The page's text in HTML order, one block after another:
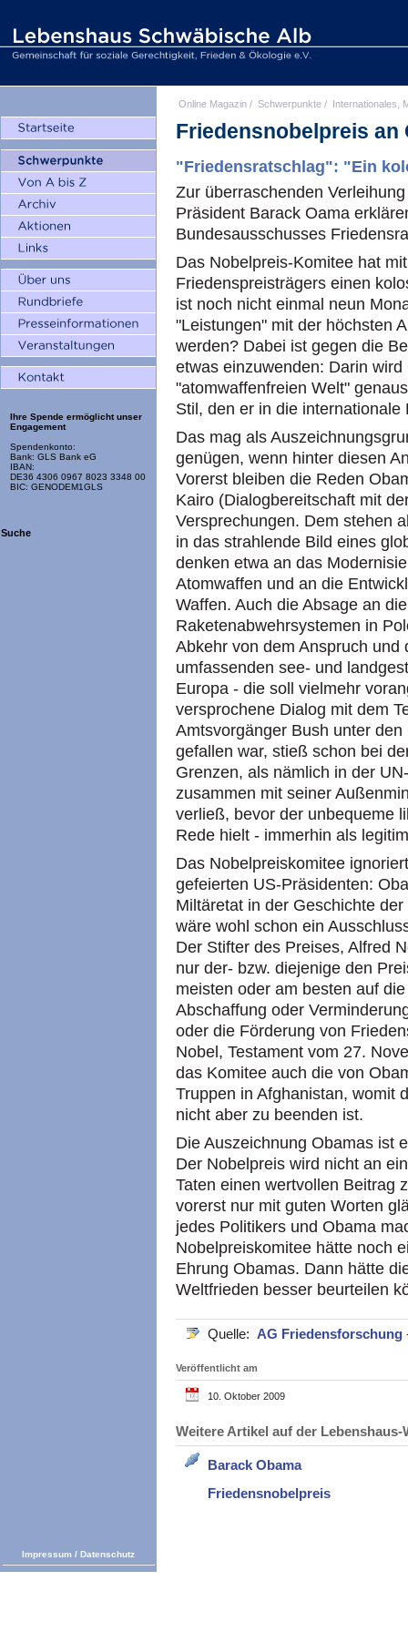
Ihre Spende ermöglicht unser
Engagement
Spendenkonto:
Bank: GLS Bank eG
IBAN:
DE36 4306 0967 8023 3348 00
BIC: GENODEM1GLS
Suche
Online Magazin / Schwerpunkte / Internationales,
Friedensnobelpreis
"Friedensratschlag": "Ein
Zur überraschenden
Präsident Barack Oama
Bundesausschusses
Das Nobelpreis-Komitee hat
Friedenspreisträgers einen
ist noch nicht einmal neun
"Leistungen" mit der höchsten
werden? Dabei ist gegen die
etwas einzuwenden: Darin
"atomwaffenfreien Welt"
Stil, den er in die
Das mag als
genügen, wenn hinter diesen
Vorerst bleiben die Reden
Kairo (Dialogbereitschaft mit
Versprechungen. Dem stehen
in das strahlende Bild eines
denken etwa an das
Atomwaffen und an die
Waffen. Auch die Absage an
Raketenabwehrsystemen in
Abkehr von dem Anspruch
umfassenden see- und
Europa - die soll vielmehr
versprochene Dialog mit dem
Amtsvorgänger Bush unter
gefallen war, stieß schon bei
Grenzen, als nämlich in der
zusammen mit seiner
verließ, bevor der unbequeme
Rede hielt - immerhin als
Das Nobelpreiskomitee
gefeierten US-Präsidenten:
Miltäretat in der Geschichte
wäre wohl schon ein
Der Stifter des Preises, Alfred
nur der- bzw. diejenige den
meisten oder am besten auf
Abschaffung oder
oder die Förderung von
Nobel, Testament vom 27.
das Komitee auch die von
Truppen in Afghanistan, womit
nicht aber zu beenden ist.
Die Auszeichnung Obamas ist
Der Nobelpreis wird nicht an
Taten einen wertvollen Beitrag
vorerst nur mit guten Worten
jedes Politikers und Obama
Nobelpreiskomitee hätte noch
Ehrung Obamas. Dann hätte
Weltfrieden besser beurteilen
Quelle: AG Friedensforschung
Veröffentlicht am
10. Oktober 2009
Weitere Artikel auf der
Barack Obama
Friedensnobelpreis
Impressum / Datenschutz